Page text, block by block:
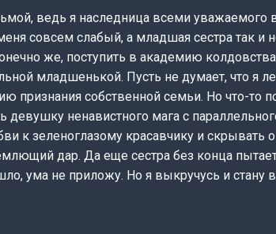
ведь я наследница всеми уважаемого
совсем слабый, а младшая сестра так и
же, поступить в академию
младшенькой. Пусть не думает, что я
признания собственной семьи. Но что-то
ненавистного мага с
к зеленоглазому красавчику и скрывать
дар. Да еще сестра без конца
ума не приложу. Но я выкручусь и стану